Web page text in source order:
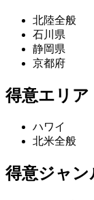
北陸全般
石川県
静岡県
京都府
得意エリア
ハワイ
北米全般
得意ジャン